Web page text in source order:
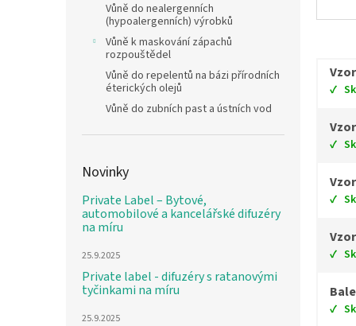
Vůně do nealergenních
(hypoalergenních) výrobků
Vůně k maskování zápachů
rozpouštědel
Vůně do repelentů na bázi přírodních
éterických olejů
Vůně do zubních past a ústních vod
Novinky
Private Label – Bytové,
automobilové a kancelářské difuzéry
na míru
25.9.2025
Private label - difuzéry s ratanovými
tyčinkami na míru
25.9.2025